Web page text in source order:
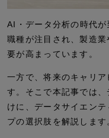
AI・データ分析の時代
職種が注目され、製造
要が高まっています。
一方で、将来のキャリ
す。そこで本記事では
けに、データサイエン
プの選択肢を解説します